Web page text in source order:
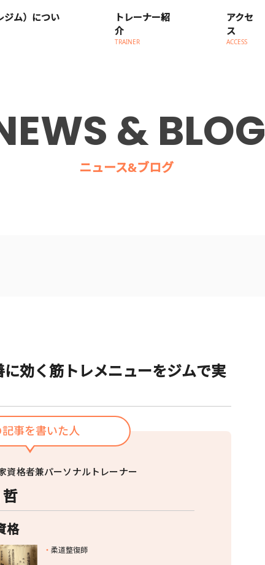
ジム）につい
トレーナー紹
介
TRAINER
アクセ
ス
ACCESS
& BLOG
ニュース&ブログ
効く筋トレメニューをジムで実
記事を書いた人
資格者兼パーソナルトレーナー
格
柔道整復師